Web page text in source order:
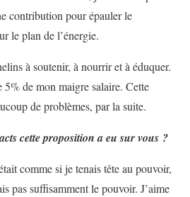
contribution pour épauler le
le plan de l’énergie.
à soutenir, à nourrir et à éduquer.
de mon maigre salaire. Cette
de problèmes, par la suite.
cette proposition a eu sur vous ?
comme si je tenais tête au pouvoir,
pas suffisamment le pouvoir. J’aime